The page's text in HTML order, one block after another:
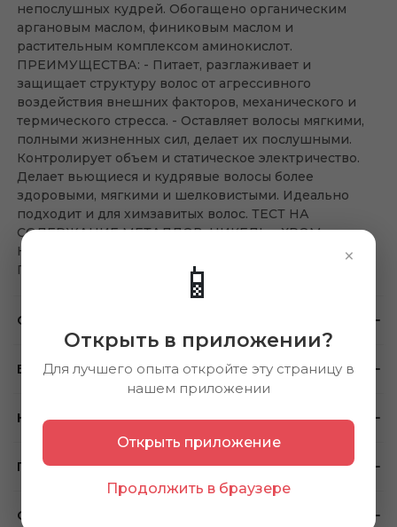
×
📱
Открыть в приложении?
Для лучшего опыта откройте эту страницу в
нашем приложении
Открыть приложение
Продолжить в браузере
непослушных кудрей. Обогащено органическим
аргановым маслом, финиковым маслом и
растительным комплексом аминокислот.
ПРЕИМУЩЕСТВА: - Питает, разглаживает и
защищает структуру волос от агрессивного
воздействия внешних факторов, механического и
термического стресса. - Оставляет волосы мягкими,
полными жизненных сил, делает их послушными.
Контролирует объем и статическое электричество.
Делает вьющиеся и кудрявые волосы более
здоровыми, мягкими и шелковистыми. Идеально
подходит и для химзавитых волос. ТЕСТ НА
СОДЕРЖАНИЕ МЕТАЛЛОВ: НИКЕЛЬ - ХРОМ -
КОБАЛЬТ БЕЗ: СУЛЬФАТОВ - SLES - SLS -
ПАРАБЕНОВ
Отзывы
Бренд
Наличие в магазинах
Примечание
Способ применения